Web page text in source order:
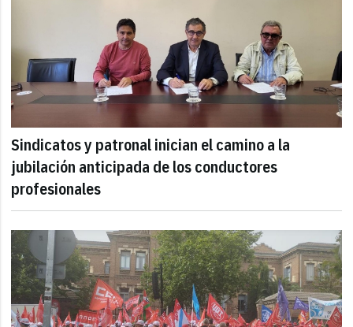
Sindicatos y patronal inician el camino a la
jubilación anticipada de los conductores
profesionales